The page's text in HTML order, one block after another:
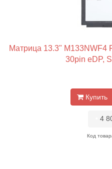
Матрица 13.3" M133NWF4
30pin eDP,
Купить
4
Код